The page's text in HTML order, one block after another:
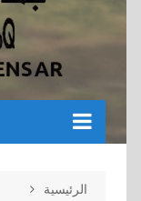
الرئيسية